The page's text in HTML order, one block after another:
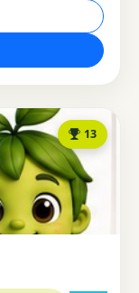
13